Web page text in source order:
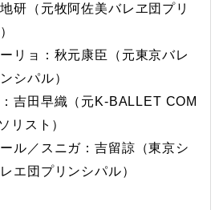
研（元牧阿佐美バレヱ団プリ
リョ：秋元康臣（元東京バレ
シパル）
吉田早織（元K‐BALLET COM
リスト）
ール／スニガ：吉留諒（東京シ
エ団プリンシパル）